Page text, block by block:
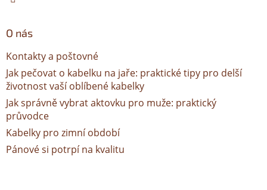
O nás
Kontakty a poštovné
Jak pečovat o kabelku na jaře: praktické tipy pro delší
životnost vaší oblíbené kabelky
Jak správně vybrat aktovku pro muže: praktický
průvodce
Kabelky pro zimní období
Pánové si potrpí na kvalitu